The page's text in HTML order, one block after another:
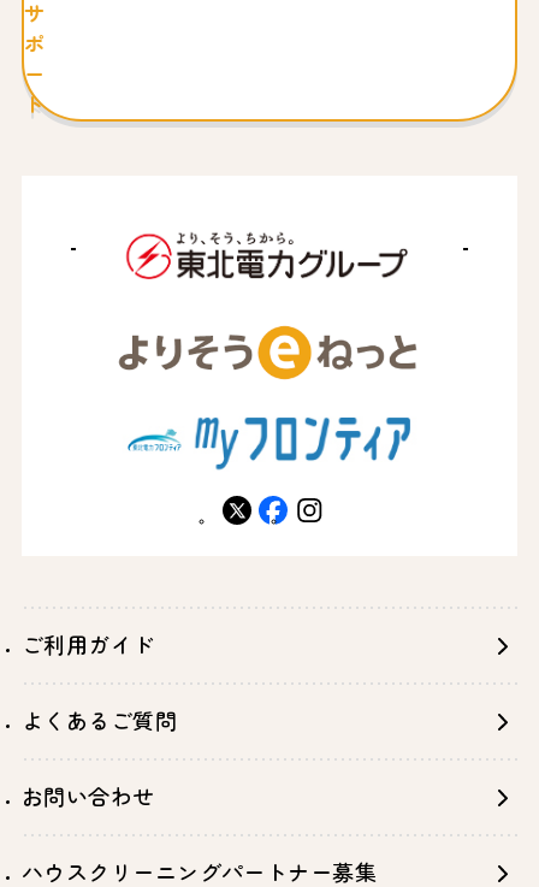
サ
ポ
ー
ト
X facebookinstagram
ご利用ガイド
よくあるご質問
お問い合わせ
ハウスクリーニングパートナー募集